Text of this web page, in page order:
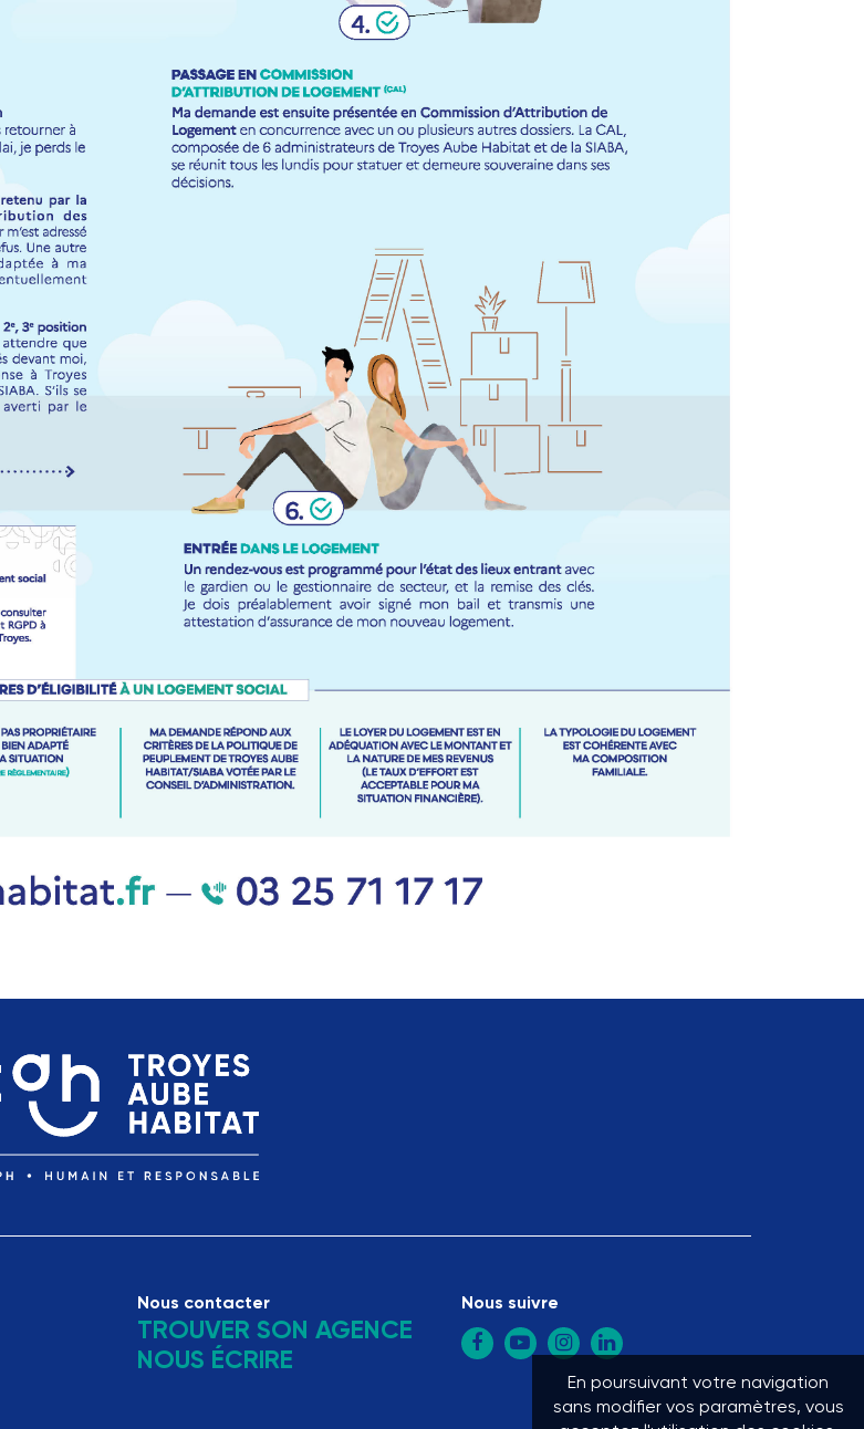
Nous contacter
TROUVER SON AGENCE
NOUS ÉCRIRE
Nous suivre
En poursuivant votre navigation
sans modifier vos paramètres, vous